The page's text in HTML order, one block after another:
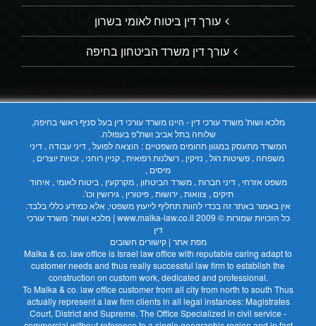
עורך דין ביטוח לאומי בשרון
עורך דין משרד הביטחון בחיפה
מלכא ושות' משרד עורכי דין - היינו משרד עורכי דין בעל סניף ראשי בחיפה,
שלוחה בתל אביב ושת"פ בעפולה.
המשרד מתעסק במגוון תחומים משפטיים : הוצאה לפועל , דיני עבודה , דיני
משפחה , פשיטות רגל , נזיקין , רשלנות רפואית , קניין רוחני , זכויות יוצרים ,
מיסים ,
משפט אזרחי , דיני חברות , משרד הביטחון , מקרקעין , ביטוח לאומי , איחוד
תיקים , צוואות , ירושות , פיטורין , גירושין וכו'.
אין באמור באתר זה בכדי להוות תחליף לייעוץ משפטי, אלא כמידע כללי בלבד.
כל הזכויות שמורות © 2009
www.malka-law.co.il | מלכא ושות´ משרד עורכי
דין
מפת אתר |קישורים חשובים
Malka & co. law office is Israel law office with reputable caring adapt to
customer needs and thus really successful law firm to establish the
construction on custom work, dedicated and professional.
To Malka & co. law office customer from all city from north to south Thus
actually represent a law firm clients in all legal instances: Magistrates
Court, District and Supreme. The Office Specialized in civil service -